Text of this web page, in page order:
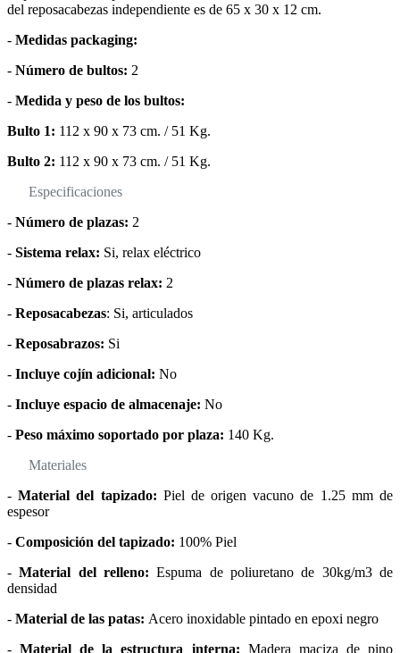
del reposacabezas independiente es de 65 x 30 x 12 cm.
- Medidas packaging:
- Número de bultos: 2
- Medida y peso de los bultos:
Bulto 1: 112 x 90 x 73 cm. / 51 Kg.
Bulto 2: 112 x 90 x 73 cm. / 51 Kg.
Especificaciones
- Número de plazas: 2
- Sistema relax: Si, relax eléctrico
- Número de plazas relax: 2
- Reposacabezas: Si, articulados
- Reposabrazos: Si
- Incluye cojín adicional: No
- Incluye espacio de almacenaje: No
- Peso máximo soportado por plaza: 140 Kg.
Materiales
- Material del tapizado: Piel de origen vacuno de 1.25 mm de
espesor
- Composición del tapizado: 100% Piel
- Material del relleno: Espuma de poliuretano de 30kg/m3 de
densidad
- Material de las patas: Acero inoxidable pintado en epoxi negro
- Material de la estructura interna: Madera maciza de pino